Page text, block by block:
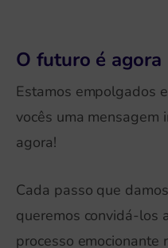
O futuro é agora
Estamos empolgados
vocês uma mensagem
agora!
Cada passo que
queremos convidá-los
processo emocionante